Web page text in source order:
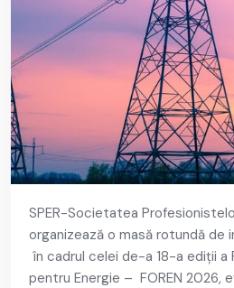
SPER-Societatea
organizează o masă rotundă
în cadrul celei de-a 18-a ediții a
pentru Energie – FOREN 2026,